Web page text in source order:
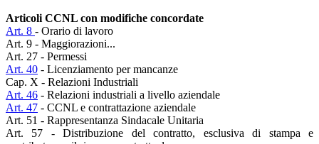
Articoli CCNL con modifiche concordate
Art. 8 - Orario di lavoro
Art. 9 - Maggiorazioni...
Art. 27 - Permessi
Art. 40 - Licenziamento per mancanze
Cap. X - Relazioni Industriali
Art. 46 - Relazioni industriali a livello aziendale
Art. 47 - CCNL e contrattazione aziendale
Art. 51 - Rappresentanza Sindacale Unitaria
Art. 57 - Distribuzione del contratto, esclusiva di stampa e